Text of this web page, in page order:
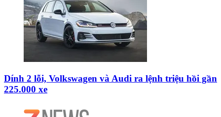
Dính 2 lỗi, Volkswagen và Audi ra lệnh triệu hồi gần
225.000 xe